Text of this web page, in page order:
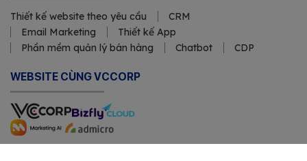
Thiết kế website theo yêu cầu
CRM
Email Marketing
Thiết kế App
Phần mềm quản lý bán hàng
Chatbot CDP
WEBSITE CÙNG VCCORP